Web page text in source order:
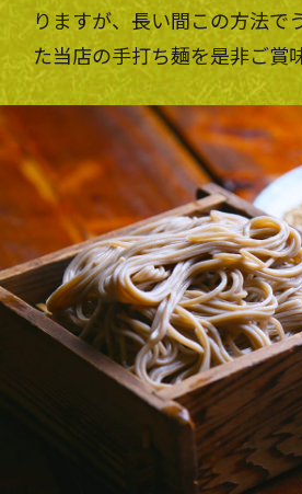
りますが、長い間この方法で
た当店の手打ち麺を是非ご賞